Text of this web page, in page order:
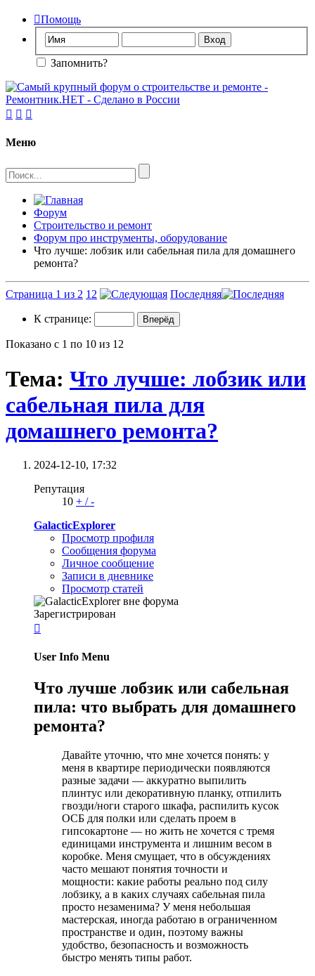
Помощь
Запомнить?
  
Меню
Форум
Строительство и ремонт
Форум про инструменты, оборудование
Что лучше: лобзик или сабельная пила для домашнего
ремонта?
Страница 1 из 2 1 2 Последняя
К странице:
Показано с 1 по 10 из 12
Тема: Что лучше: лобзик или
сабельная пила для
домашнего ремонта?
2024-12-10, 17:32
Репутация
10 + /-
GalacticExplorer
Просмотр профиля
Сообщения форума
Личное сообщение
Записи в дневнике
Просмотр статей
Зарегистрирован

User Info Menu
Что лучше лобзик или сабельная
пила: что выбрать для домашнего
ремонта?
Давайте уточню, что мне хочется понять: у
меня в квартире периодически появляются
разные задачи — аккуратно выпилить
плинтус или декоративную планку, отпилить
гвозди/ноги старого шкафа, распилить кусок
ОСБ для полки или сделать проем в
гипсокартоне — но жить не хочется с тремя
единицами инструмента и лишним весом в
коробке. Меня смущает, что в обсуждениях
часто мешают понятия точности и
мощности: какие работы реально под силу
лобзику, а в каких случаях сабельная пила
просто незаменима? У меня небольшая
мастерская, иногда работаю в ограниченном
пространстве и один, поэтому важны
удобство, безопасность и возможность
быстро менять типы работ.